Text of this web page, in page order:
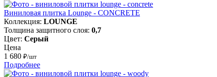
Виниловая плитка Lounge - CONCRETE
Коллекция: LOUNGE
Толщина защитного слоя: 0,7
Цвет: Серый
Цена
1 680 ₽/шт
Подробнее